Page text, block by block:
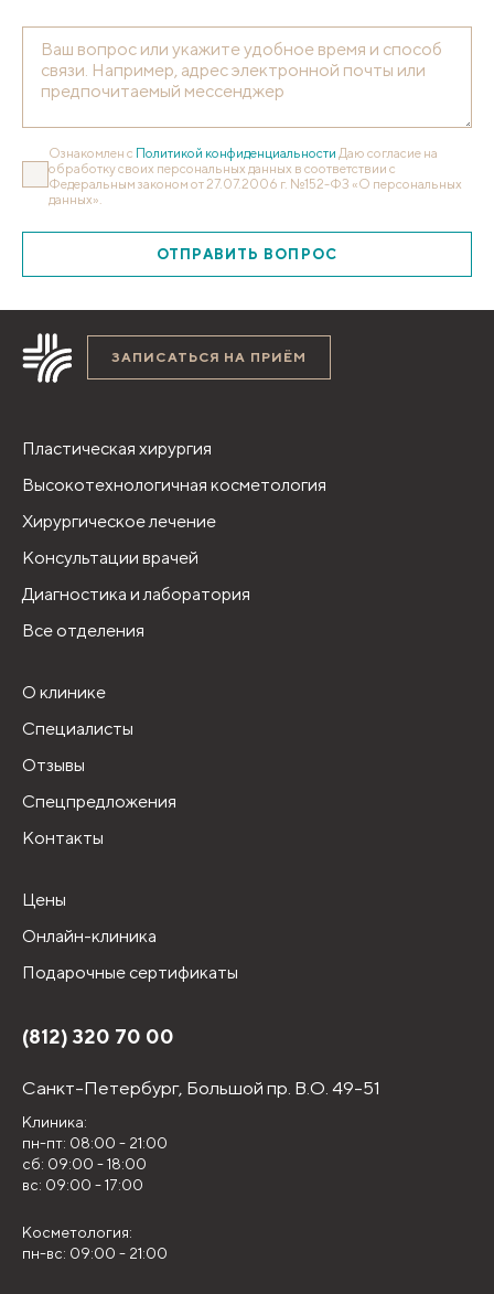
Ознакомлен с Политикой конфиденциальности Даю согласие на
обработку своих персональных данных в соответствии с
Федеральным законом от 27.07.2006 г. №152-ФЗ «О персональных
данных».
ОТПРАВИТЬ ВОПРОС
ЗАПИСАТЬСЯ НА ПРИЁМ
Пластическая хирургия
Высокотехнологичная косметология
Хирургическое лечение
Консультации врачей
Диагностика и лаборатория
Все отделения
О клинике
Специалисты
Отзывы
Спецпредложения
Контакты
Цены
Онлайн-клиника
Подарочные сертификаты
(812) 320 70 00
Санкт-Петербург, Большой пр. В.О. 49-51
Клиника:
пн-пт: 08:00 - 21:00
сб: 09:00 - 18:00
вс: 09:00 - 17:00
Косметология:
пн-вс: 09:00 - 21:00